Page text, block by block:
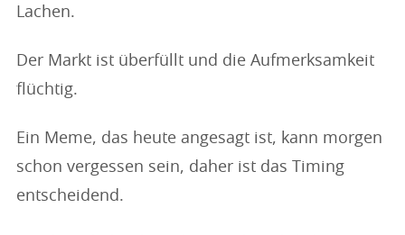
Lachen.
Der Markt ist überfüllt und die Aufmerksamkeit
flüchtig.
Ein Meme, das heute angesagt ist, kann morgen
schon vergessen sein, daher ist das Timing
entscheidend.